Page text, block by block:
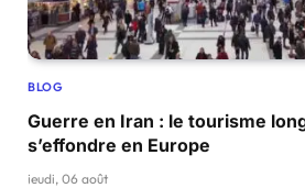
BLOG
Guerre en Iran : le tourisme
s’effondre en Europe
jeudi, 06 août